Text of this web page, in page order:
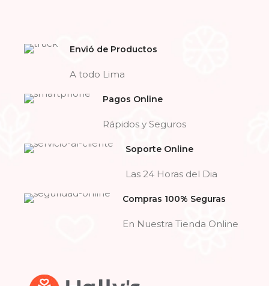
Envió de Productos
A todo Lima
Pagos Online
Rápidos y Seguros
Soporte Online
Las 24 Horas del Dia
Compras 100% Seguras
En Nuestra Tienda Online